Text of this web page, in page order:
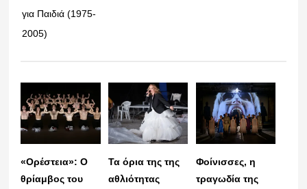
για Παιδιά (1975-
2005)
«Ορέστεια»: Ο
θρίαμβος του
Τα όρια της της
αθλιότητας
Φοίνισσες, η
τραγωδία της